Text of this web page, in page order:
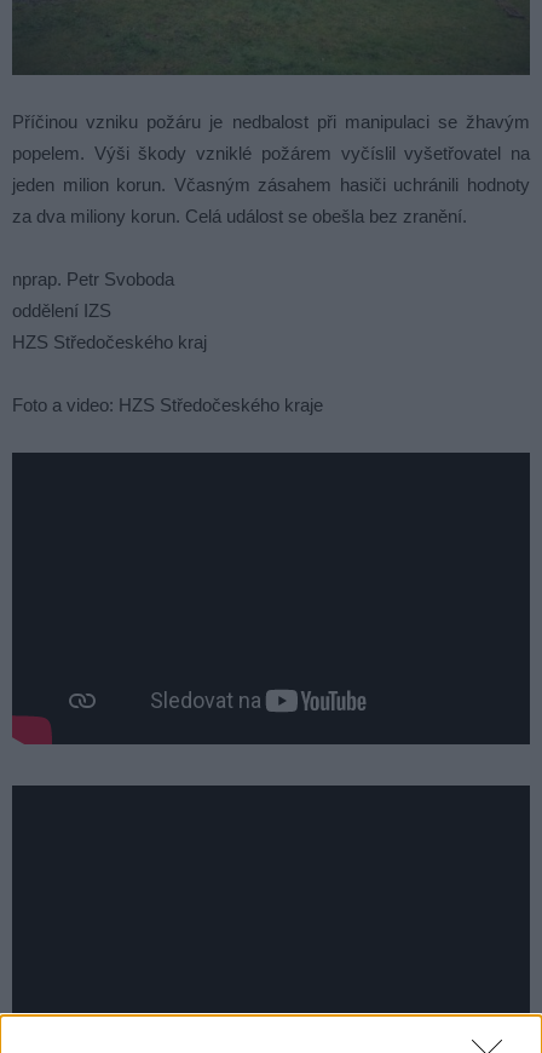
Příčinou vzniku požáru je nedbalost při manipulaci se žhavým
popelem. Výši škody vzniklé požárem vyčíslil vyšetřovatel na
jeden milion korun. Včasným zásahem hasiči uchránili hodnoty
za dva miliony korun. Celá událost se obešla bez zranění.
nprap. Petr Svoboda
oddělení IZS
HZS Středočeského kraj
Foto a video: HZS Středočeského kraje